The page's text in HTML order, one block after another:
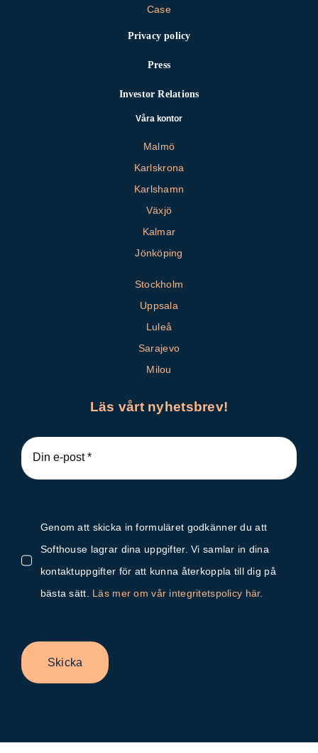
Case
Privacy policy
Press
Investor Relations
Våra kontor
Malmö
Karlskrona
Karlshamn
Växjö
Kalmar
Jönköping
Stockholm
Uppsala
Luleå
Sarajevo
Milou
Läs vårt nyhetsbrev!
Genom att skicka in formuläret godkänner du att
Softhouse lagrar dina uppgifter. Vi samlar in dina
kontaktuppgifter för att kunna återkoppla till dig på
bästa sätt. Läs mer om vår integritetspolicy här.
Skicka